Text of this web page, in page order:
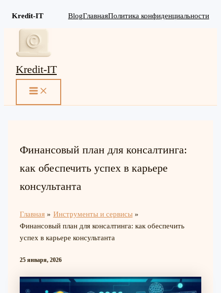
Kredit-IT BlogГлавнаяПолитика конфиденциальности
Перейти
содержимому
Kredit-IT
MAIN
Финансовый план для консалтинга:
как обеспечить успех в карьере
консультанта
Главная
Инструменты и сервисы
Финансовый план для консалтинга: как обеспечить
успех в карьере консультанта
25 января, 2026